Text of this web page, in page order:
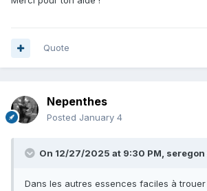
Quote
Nepenthes
Posted January 4
On 12/27/2025 at 9:30 PM, seregon
Dans les autres essences faciles à